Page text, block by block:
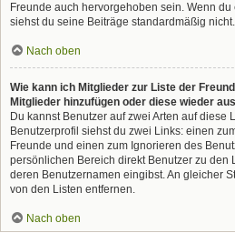
Freunde auch hervorgehoben sein. Wenn
siehst du seine Beiträge standardmäßig nicht.
Nach oben
Wie kann ich Mitglieder zur Liste der
Mitglieder hinzufügen oder diese wieder
Du kannst Benutzer auf zwei Arten auf diese
Benutzerprofil siehst du zwei Links: einen
Freunde und einen zum Ignorieren des
persönlichen Bereich direkt Benutzer zu den
deren Benutzernamen eingibst. An gleicher
von den Listen entfernen.
Nach oben